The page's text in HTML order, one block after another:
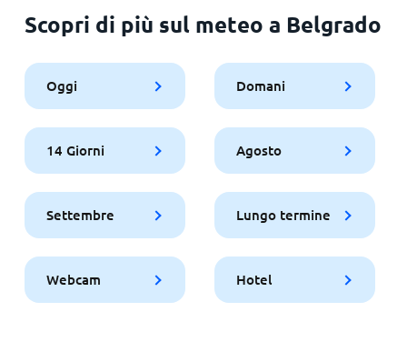
Scopri di più sul meteo a Belgrado
Oggi Domani
14 Giorni Agosto
Settembre Lungo termine
Webcam Hotel